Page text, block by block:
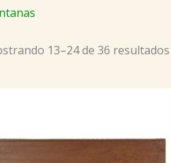
13–24 de 36 resultados